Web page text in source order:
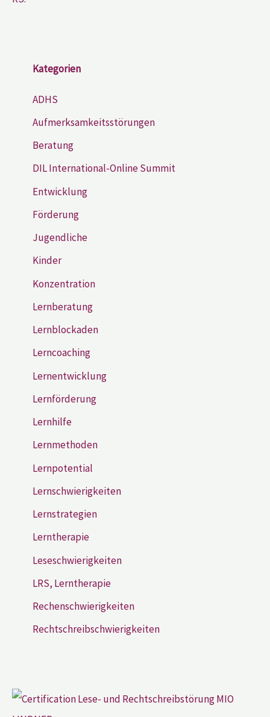
Kategorien
ADHS
Aufmerksamkeitsstörungen
Beratung
DIL International-Online Summit
Entwicklung
Förderung
Jugendliche
Kinder
Konzentration
Lernberatung
Lernblockaden
Lerncoaching
Lernentwicklung
Lernförderung
Lernhilfe
Lernmethoden
Lernpotential
Lernschwierigkeiten
Lernstrategien
Lerntherapie
Leseschwierigkeiten
LRS, Lerntherapie
Rechenschwierigkeiten
Rechtschreibschwierigkeiten